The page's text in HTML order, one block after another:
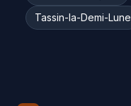
Tassin-la-Demi-Lune